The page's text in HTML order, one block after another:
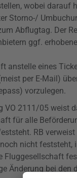
wobei darauf
Storno-/
Abflugtag. Der
ggf.
anstelle eines
per E-Mail)
vorzulegen.
VO 2111/05 weist
für alle
RB
nicht feststeht,
Fluggesellschaft
Änderung bei